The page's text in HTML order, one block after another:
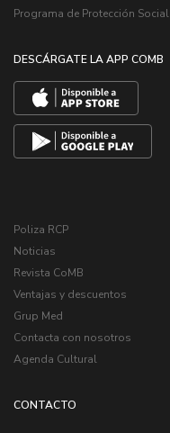
Programa de Protección Social
DESCÁRGATE LA APP COMB
Poliza RCP
Noticias
Revista CoMB
Ventajas y descuentos
Grup Med
Contacta con nosotros
Agenda Cultural
CONTACTO